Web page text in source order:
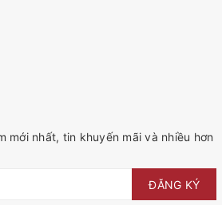
mới nhất, tin khuyến mãi và nhiều hơn
ĐĂNG KÝ